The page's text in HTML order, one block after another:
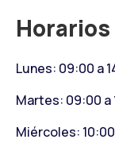
Horarios
Lunes: 09:00 a
Martes: 09:00 a
Miércoles: 10:00